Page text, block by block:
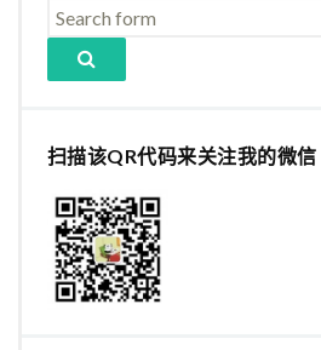
扫描该QR代码来关注我的微信